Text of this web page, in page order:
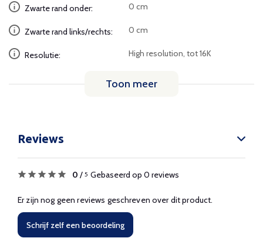
Zwarte rand onder: 0 cm
Zwarte rand links/rechts: 0 cm
Resolutie: High resolution, tot 16K
Toon meer
Reviews
0 / 5 Gebaseerd op 0 reviews
Er zijn nog geen reviews geschreven over dit product.
Schrijf zelf een beoordeling